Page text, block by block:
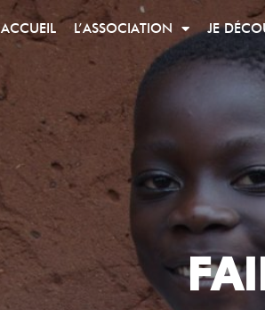
ACCUEIL L’ASSOCIATION JE